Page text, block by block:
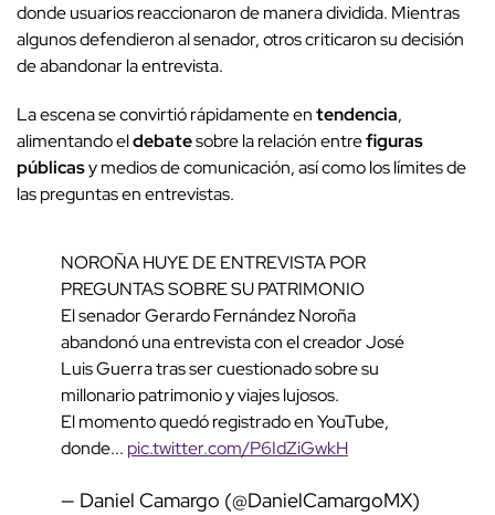
donde usuarios reaccionaron de manera dividida. Mientras
algunos defendieron al senador, otros criticaron su decisión
de abandonar la entrevista.
La escena se convirtió rápidamente entendencia,
alimentando eldebatesobre la relación entrefiguras
públicasy medios de comunicación, así como los límites de
las preguntas en entrevistas.
NOROÑA HUYE DE ENTREVISTA POR
PREGUNTAS SOBRE SU PATRIMONIO
El senador Gerardo Fernández Noroña
abandonó una entrevista con el creador José
Luis Guerra tras ser cuestionado sobre su
millonario patrimonio y viajes lujosos.
El momento quedó registrado en YouTube,
donde... pic.twitter.com/P6IdZiGwkH
— Daniel Camargo (@DanielCamargoMX)